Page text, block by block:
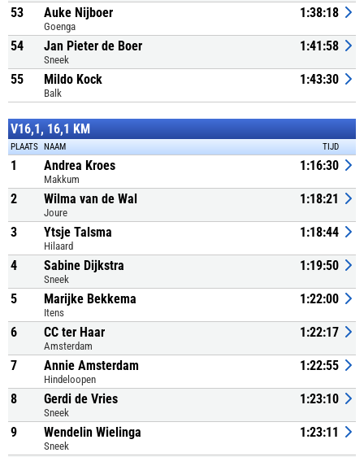
53 Auke Nijboer
Goenga
1:38:18
54 Jan Pieter de Boer
Sneek
1:41:58
55 Mildo Kock
Balk
1:43:30
V16,1, 16,1 KM
PLAATS NAAM TIJD
1 Andrea Kroes
Makkum
1:16:30
2 Wilma van de Wal
Joure
1:18:21
3 Ytsje Talsma
Hilaard
1:18:44
4 Sabine Dijkstra
Sneek
1:19:50
5 Marijke Bekkema
Itens
1:22:00
6 CC ter Haar
Amsterdam
1:22:17
7 Annie Amsterdam
Hindeloopen
1:22:55
8 Gerdi de Vries
Sneek
1:23:10
9 Wendelin Wielinga
Sneek
1:23:11